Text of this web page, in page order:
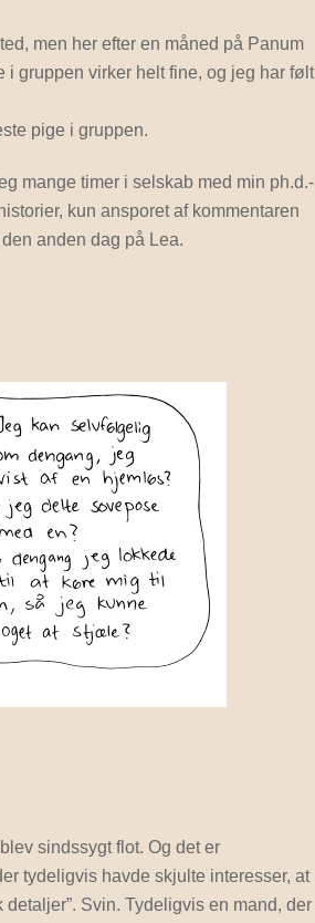
men her efter en måned på Panum
gruppen virker helt fine, og jeg har følt
pige i gruppen.
mange timer i selskab med min ph.d.-
kun ansporet af kommentaren
anden dag på Lea.
sindssygt flot. Og det er
tydeligvis havde skjulte interesser, at
Svin. Tydeligvis en mand, der